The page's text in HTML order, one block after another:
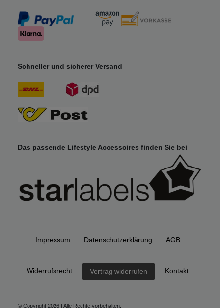
Schneller und sicherer Versand
Das passende Lifestyle Accessoires finden Sie bei
Impressum Daten­schutz­erklärung AGB
Widerrufs­recht Vertrag widerrufen Kontakt
© Copyright 2026 | Alle Rechte vorbehalten.